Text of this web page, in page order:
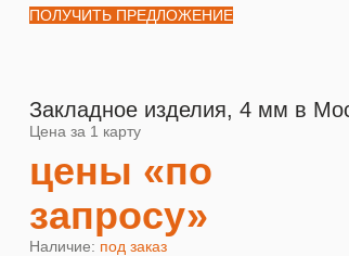
ПОЛУЧИТЬ ПРЕДЛОЖЕНИЕ
Закладное изделия, 4 мм в
Цена за 1 карту
цены «по
запросу»
Наличие: под заказ